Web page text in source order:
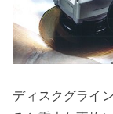
ディスクグライ